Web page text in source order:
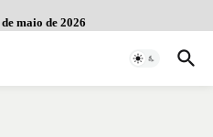
maio de 2026